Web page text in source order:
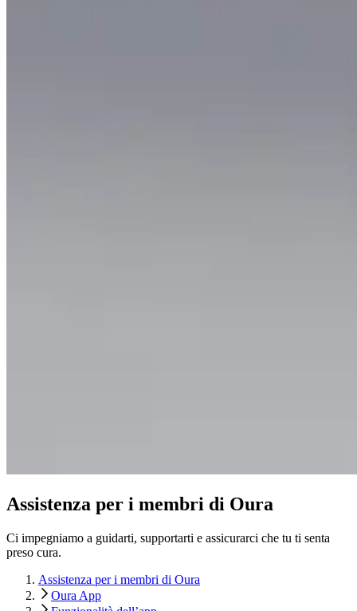
Assistenza per i membri di Oura
Ci impegniamo a guidarti, supportarti e assicurarci che tu ti senta
preso cura.
Assistenza per i membri di Oura
Oura App